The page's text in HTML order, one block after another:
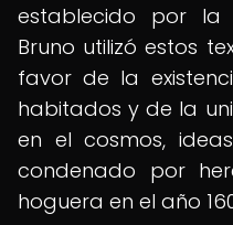
establecido por la
Bruno utilizó estos
favor de la
habitados y de la
en el cosmos,
condenado por
hoguera en el año